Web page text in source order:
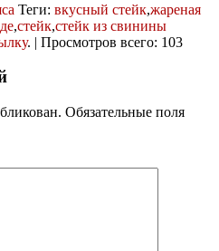
Теги: вкусный стейк,жареная
,стейк,стейк из свинины
. | Просмотров всего: 103
Обязательные поля